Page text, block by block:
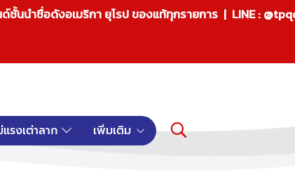
นนำชื่อดังอเมริกา ยุโรป ของแท้ทุกรายการ | LINE :
รงเต่าลาก เพิ่มเติม